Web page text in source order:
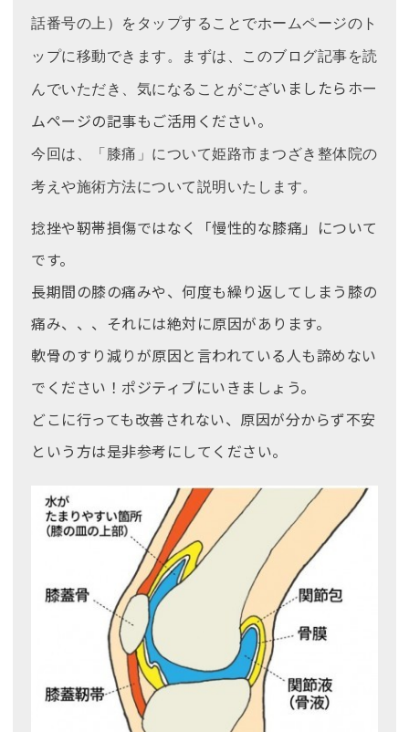
話番号の上）をタップすることでホームページのト
ップに移動できます。まずは、このブログ記事を読
んでいただき、気になることがございましたらホー
ムページの記事もご活用ください。
今回は、「膝痛」について姫路市まつざき整体院の
考えや施術方法について説明いたします。
捻挫や靭帯損傷ではなく「慢性的な膝痛」について
です。
長期間の膝の痛みや、何度も繰り返してしまう膝の
痛み、、、それには絶対に原因があります。
軟骨のすり減りが原因と言われている人も諦めない
でください！ポジティブにいきましょう。
どこに行っても改善されない、原因が分からず不安
という方は是非参考にしてください。